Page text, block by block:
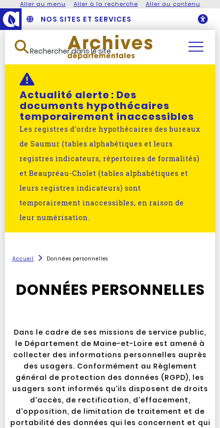
Aller au menu Aller à la recherche Aller au contenu
NOS SITES ET SERVICES
Rechercher dans le site
Actualité alerte : Des
documents hypothécaires
temporairement inaccessibles
Les registres d’ordre hypothécaires des bureaux
de Saumur (tables alphabétiques et leurs
registres indicateurs, répertoires de formalités)
et Beaupréau-Cholet (tables alphabétiques et
leurs registres indicateurs) sont
temporairement inaccessibles, en raison de
leur numérisation.
Accueil Données personnelles
DONNÉES PERSONNELLES
Dans le cadre de ses missions de service public,
le Département de Maine-et-Loire est amené à
collecter des informations personnelles auprès
des usagers. Conformément au Règlement
général de protection des données (RGPD), les
usagers sont informés qu'ils disposent de droits
d'accès, de rectification, d'effacement,
d'opposition, de limitation de traitement et de
portabilité des données qui les concernent et qui